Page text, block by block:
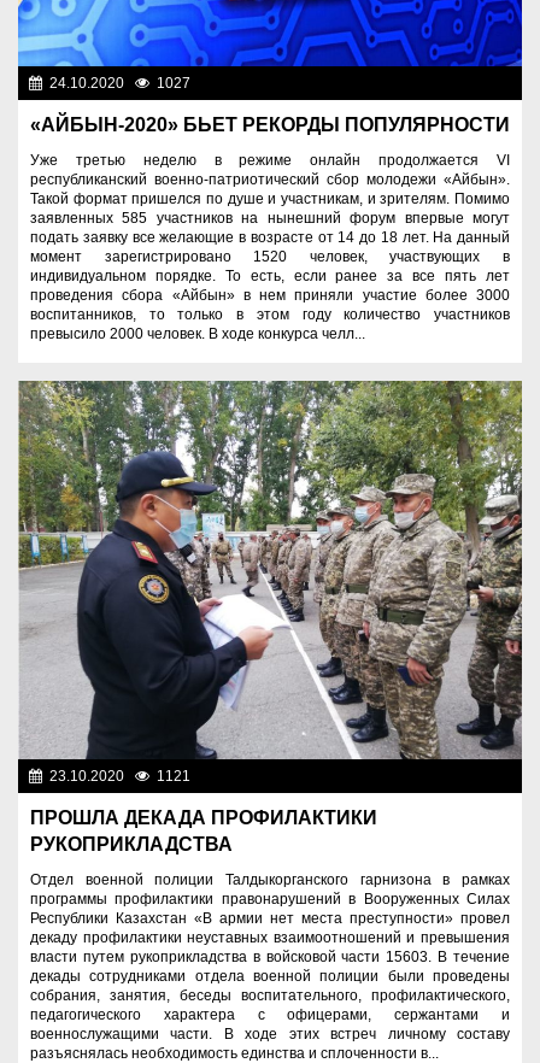
24.10.2020 1027
«АЙБЫН-2020» БЬЕТ РЕКОРДЫ ПОПУЛЯРНОСТИ
Уже третью неделю в режиме онлайн продолжается VI
республиканский военно-патриотический сбор молодежи «Айбын».
Такой формат пришелся по душе и участникам, и зрителям. Помимо
заявленных 585 участников на нынешний форум впервые могут
подать заявку все желающие в возрасте от 14 до 18 лет. На данный
момент зарегистрировано 1520 человек, участвующих в
индивидуальном порядке. То есть, если ранее за все пять лет
проведения сбора «Айбын» в нем приняли участие более 3000
воспитанников, то только в этом году количество участников
превысило 2000 человек. В ходе конкурса челл...
23.10.2020 1121
ПРОШЛА ДЕКАДА ПРОФИЛАКТИКИ
РУКОПРИКЛАДСТВА
Отдел военной полиции Талдыкорганского гарнизона в рамках
программы профилактики правонарушений в Вооруженных Силах
Республики Казахстан «В армии нет места преступности» провел
декаду профилактики неуставных взаимоотношений и превышения
власти путем рукоприкладства в войсковой части 15603. В течение
декады сотрудниками отдела военной полиции были проведены
собрания, занятия, беседы воспитательного, профилактического,
педагогического характера с офицерами, сержантами и
военнослужащими части. В ходе этих встреч личному составу
разъяснялась необходимость единства и сплоченности в...